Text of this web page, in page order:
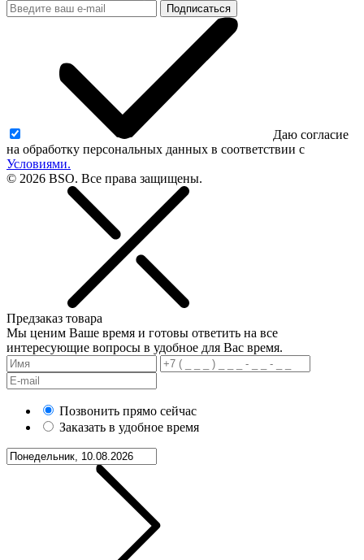
Подписаться
Даю согласие
на обработку персональных данных в соответствии с
Условиями.
© 2026 BSO. Все права защищены.
Предзаказ товара
Мы ценим Ваше время и готовы ответить на все
интересующие вопросы в удобное для Вас время.
Позвонить прямо сейчас
Заказать в удобное время